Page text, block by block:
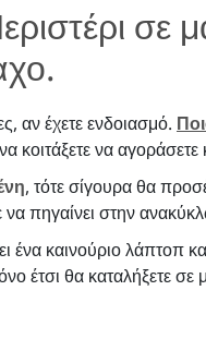
σε
αν έχετε ενδοιασμό.
κοιτάξετε να αγοράσετε
, τότε σίγουρα θα
να πηγαίνει στην
καινούριο λάπτοπ
έτσι θα καταλήξετε σε